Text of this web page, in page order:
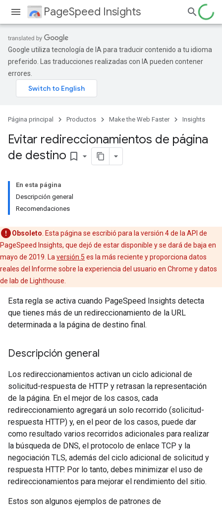
PageSpeed Insights
Google utiliza tecnología de IA para traducir contenido a tu idioma
preferido. Las traducciones realizadas con IA pueden contener
errores.
Página principal Productos Make the Web Faster Insights
Evitar redireccionamientos de página
de destino bookmark_border
En esta página
Descripción general
Recomendaciones
Obsoleto . Esta página se escribió para la versión 4 de la API de
PageSpeed Insights, que dejó de estar disponible y se dará de baja en
mayo de 2019. La versión 5 es la más reciente y proporciona datos
reales del Informe sobre la experiencia del usuario en Chrome y datos
de lab de Lighthouse.
Esta regla se activa cuando PageSpeed Insights detecta
que tienes más de un redireccionamiento de la URL
determinada a la página de destino final.
Descripción general
Los redireccionamientos activan un ciclo adicional de
solicitud-respuesta de HTTP y retrasan la representación
de la página. En el mejor de los casos, cada
redireccionamiento agregará un solo recorrido (solicitud-
respuesta HTTP) y, en el peor de los casos, puede dar
como resultado varios recorridos adicionales para realizar
la búsqueda de DNS, el protocolo de enlace TCP y la
negociación TLS, además del ciclo adicional de solicitud y
respuesta HTTP. Por lo tanto, debes minimizar el uso de
redireccionamientos para mejorar el rendimiento del sitio.
Estos son algunos ejemplos de patrones de